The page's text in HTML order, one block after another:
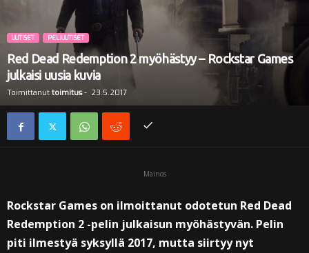
UUTISET PELIUUTISET
Red Dead Redemption 2 myöhästyy – Rockstar Games
julkaisi uusia kuvia
Toimittanut toimitus- 23.5.2017
Mainos
Rockstar Games on ilmoittanut odotetun Red Dead
Redemption 2 -pelin julkaisun myöhästyvän. Pelin
piti ilmestyä syksyllä 2017, mutta siirtyy nyt